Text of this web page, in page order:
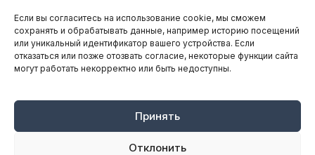
Если вы согласитесь на использование cookie, мы сможем
сохранять и обрабатывать данные, например историю посещений
или уникальный идентификатор вашего устройства. Если
отказаться или позже отозвать согласие, некоторые функции сайта
могут работать некорректно или быть недоступны.
Принять
Отклонить
ARTICLES IN ENGLISH
НАВИГАЦИЯ
Оплата онлайн